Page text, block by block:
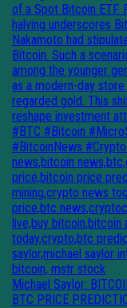
Michael Saylor:
BTC PRICE